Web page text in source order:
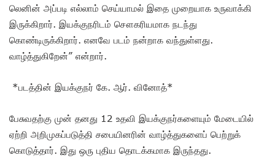
லெனின் அப்படி எல்லாம் செய்யாமல் இதை முறையாக உருவாக்கி
இருக்கிறார். இயக்குநரிடம் சௌகரியமாக நடந்து
கொண்டிருக்கிறார். எனவே படம் நன்றாக வந்துள்ளது.
வாழ்த்துகிறேன்” என்றார்.
*படத்தின் இயக்குநர் கே. ஆர். வினோத்*
பேசுவதற்கு முன் தனது 12 உதவி இயக்குநர்களையும் மேடையில்
ஏற்றி அறிமுகப்படுத்தி சபையினரின் வாழ்த்துகளைப் பெற்றுக்
கொடுத்தார். இது ஒரு புதிய தொடக்கமாக இருந்தது.